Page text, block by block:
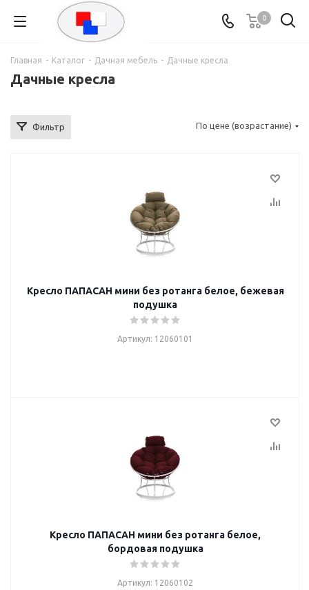
0
Главная - Каталог - Дачная мебель - Дачные кресла
Дачные кресла
Фильтр По цене (возрастание)
Кресло ПАПАСАН мини без ротанга белое, бежевая
подушка
Артикул: 12060101
Кресло ПАПАСАН мини без ротанга белое,
бордовая подушка
Артикул: 12060102